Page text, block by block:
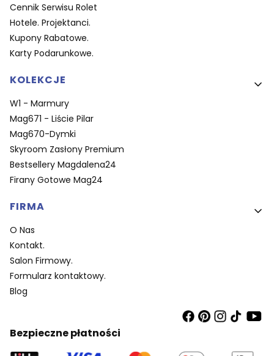
Cennik Serwisu Rolet
Hotele. Projektanci.
Kupony Rabatowe.
Karty Podarunkowe.
KOLEKCJE
W1 - Marmury
Mag671 - Liście Pilar
Mag670-Dymki
Skyroom Zasłony Premium
Bestsellery Magdalena24
Firany Gotowe Mag24
FIRMA
O Nas
Kontakt.
Salon Firmowy.
Formularz kontaktowy.
Blog
Bezpieczne płatności